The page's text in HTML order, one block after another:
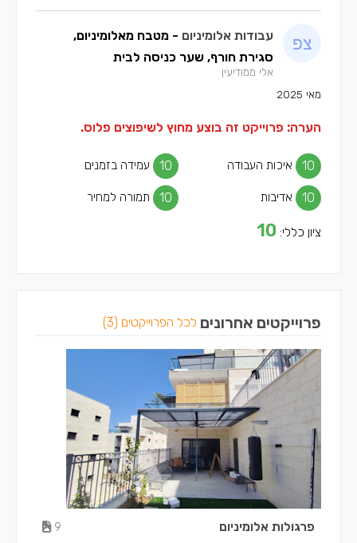
עבודות אלומיניום - מטבח מאלומיניום,
סגירת חורף, שער כניסה לבית
אלי ממודיעין
מאי 2025
הערה: פרוייקט זה בוצע מחוץ לשיפוצים פלוס.
איכות העבודה 10 עמידה בזמנים 10
אדיבות 10 תמורה למחיר 10
ציון כללי: 10
פרוייקטים אחרונים לכל הפרוייקטים (3)
פרגולות אלומיניום 9